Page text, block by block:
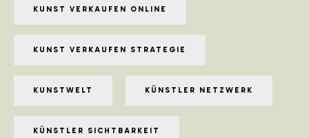
KUNST VERKAUFEN ONLINE
KUNST VERKAUFEN STRATEGIE
KUNSTWELT KÜNSTLER NETZWERK
KÜNSTLER SICHTBARKEIT